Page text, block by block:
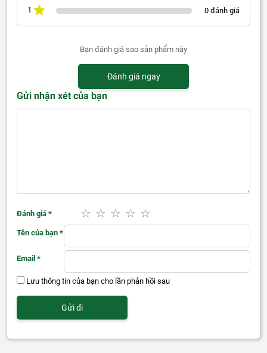
1
0 đánh giá
Bạn đánh giá sao sản phẩm này
Đánh giá ngay
Gửi nhận xét của bạn
Đánh giá *
Tên của bạn *
Email *
Lưu thông tin của bạn cho lần phản hồi sau